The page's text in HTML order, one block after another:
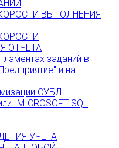
ВЫПОЛНЕНИЯ
ОТЧЕТА
заданий в
и на
СУБД
"MICROSOFT SQL
УЧЕТА